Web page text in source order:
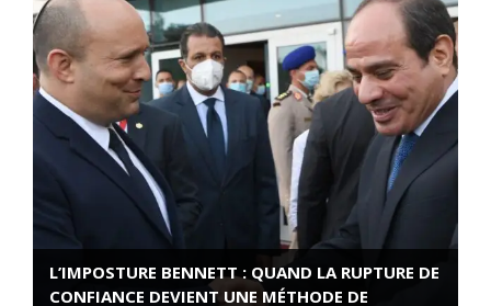
L’IMPOSTURE BENNETT : QUAND LA RUPTURE DE
CONFIANCE DEVIENT UNE MÉTHODE DE